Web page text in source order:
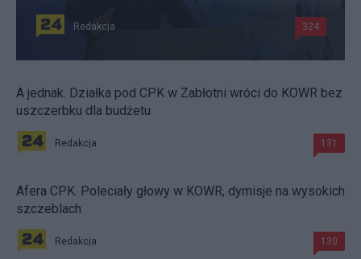
Redakcja 324
A jednak. Działka pod CPK w Zabłotni wróci do KOWR bez
uszczerbku dla budżetu
Redakcja 131
Afera CPK. Poleciały głowy w KOWR, dymisje na wysokich
szczeblach
Redakcja 130